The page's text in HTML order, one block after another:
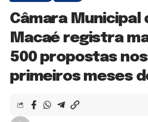
Câmara Municipal
Macaé registra
500 propostas
primeiros meses